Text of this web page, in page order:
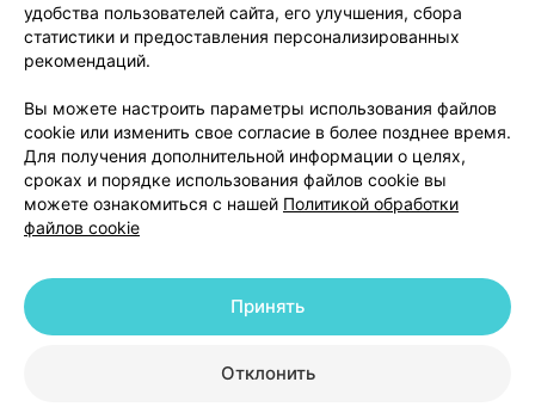
Размещение рекламы
Медицинский маркетинг
Публичный договор
Доставка
Способы оплаты
Вакансии
Партнеры
Написать руководителю 103.by
Написать в поддержку
Персональные настройки Cookie
© 2026 ООО «Артокс Лаб», УНП 191700409 | 220012, Республика Беларусь,
+375 291212755
удобства пользователей сайта, его улучшения, сбора
статистики и предоставления персонализированных
рекомендаций.
Вы можете настроить параметры использования файлов
cookie или изменить свое согласие в более позднее время.
Для получения дополнительной информации о целях,
сроках и порядке использования файлов cookie вы
можете ознакомиться с нашей Политикой обработки
файлов cookie
Отклонить
Принять